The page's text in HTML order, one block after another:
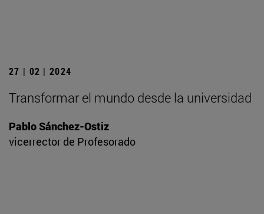
27 | 02 | 2024
Transformar el mundo desde la universidad
Pablo Sánchez-Ostiz
vicerrector de Profesorado